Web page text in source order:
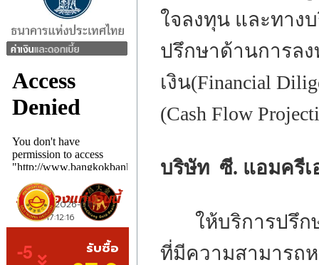
ใจลงทุน และทาง
ปรึกษาด้านการล
เงิน(Financial
(Cash Flow
บริษัท ซี. แอมครี
ให้บริการปรึกษ
ที่มีความสามารถ